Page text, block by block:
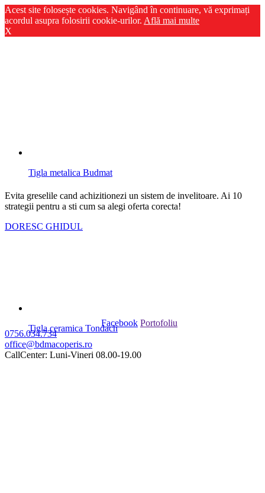
Acest site folosește cookies. Navigând în continuare, vă exprimați
acordul asupra folosirii cookie-urilor. Află mai multe
X
Evita greselile cand achizitionezi un sistem de invelitoare. Ai 10
strategii pentru a sti cum sa alegi oferta corecta!
DORESC GHIDUL
Facebook Portofoliu
0756.034.734
office@bdmacoperis.ro
CallCenter: Luni-Vineri 08.00-19.00
Tigla metalica Budmat
Tigla ceramica Tondach